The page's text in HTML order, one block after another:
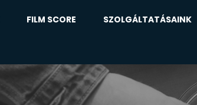
FILM SCORE SZOLGÁLTATÁSAINK